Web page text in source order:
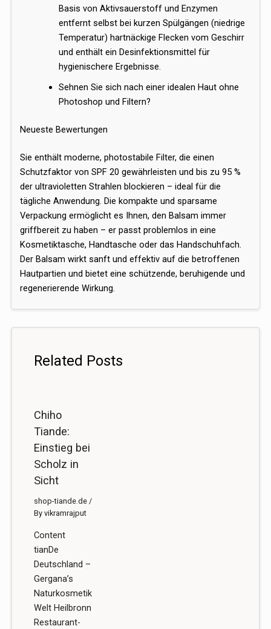
Basis von Aktivsauerstoff und Enzymen
entfernt selbst bei kurzen Spülgängen (niedrige
Temperatur) hartnäckige Flecken vom Geschirr
und enthält ein Desinfektionsmittel für
hygienischere Ergebnisse.
Sehnen Sie sich nach einer idealen Haut ohne
Photoshop und Filtern?
Neueste Bewertungen
Sie enthält moderne, photostabile Filter, die einen
Schutzfaktor von SPF 20 gewährleisten und bis zu 95 %
der ultravioletten Strahlen blockieren – ideal für die
tägliche Anwendung. Die kompakte und sparsame
Verpackung ermöglicht es Ihnen, den Balsam immer
griffbereit zu haben – er passt problemlos in eine
Kosmetiktasche, Handtasche oder das Handschuhfach.
Der Balsam wirkt sanft und effektiv auf die betroffenen
Hautpartien und bietet eine schützende, beruhigende und
regenerierende Wirkung.
Related Posts
Chiho
Tiande:
Einstieg bei
Scholz in
Sicht
shop-tiande.de /
Byvikramrajput
Content
tianDe
Deutschland –
Gergana’s
Naturkosmetik
Welt Heilbronn
Restaurant-